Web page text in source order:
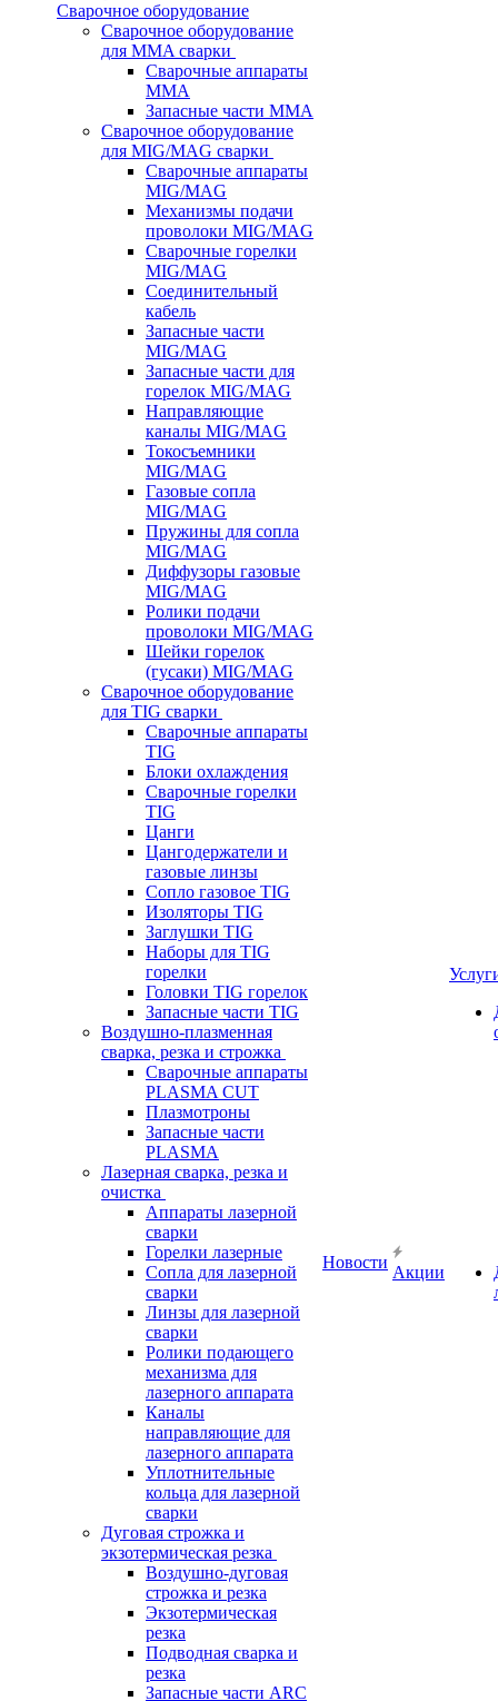
Сварочное оборудование
Сварочное оборудование
для MMA сварки
Сварочные аппараты
MMA
Запасные части MMA
Сварочное оборудование
для MIG/MAG сварки
Сварочные аппараты
MIG/MAG
Механизмы подачи
проволоки MIG/MAG
Сварочные горелки
MIG/MAG
Соединительный
кабель
Запасные части
MIG/MAG
Запасные части для
горелок MIG/MAG
Направляющие
каналы MIG/MAG
Токосъемники
MIG/MAG
Газовые сопла
MIG/MAG
Пружины для сопла
MIG/MAG
Диффузоры газовые
MIG/MAG
Ролики подачи
проволоки MIG/MAG
Шейки горелок
(гусаки) MIG/MAG
Сварочное оборудование
для TIG сварки
Сварочные аппараты
TIG
Блоки охлаждения
Сварочные горелки
TIG
Цанги
Цангодержатели и
газовые линзы
Сопло газовое TIG
Изоляторы TIG
Заглушки TIG
Наборы для TIG
горелки
Головки TIG горелок
Запасные части TIG
Воздушно-плазменная
сварка, резка и строжка
Сварочные аппараты
PLASMA CUT
Плазмотроны
Запасные части
PLASMA
Лазерная сварка, резка и
очистка
Аппараты лазерной
сварки
Горелки лазерные
Сопла для лазерной
сварки
Линзы для лазерной
сварки
Ролики подающего
механизма для
лазерного аппарата
Каналы
направляющие для
лазерного аппарата
Уплотнительные
кольца для лазерной
сварки
Дуговая строжка и
экзотермическая резка
Воздушно-дуговая
строжка и резка
Экзотермическая
резка
Подводная сварка и
резка
Запасные части ARC
Новости
Акции